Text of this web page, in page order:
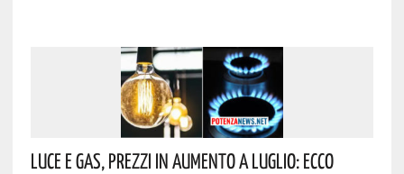
Luce E Gas, Prezzi In Aumento A Luglio: Ecco